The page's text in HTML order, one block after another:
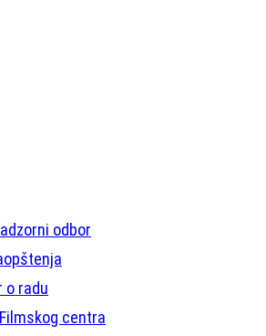
odbor
o radu
centra